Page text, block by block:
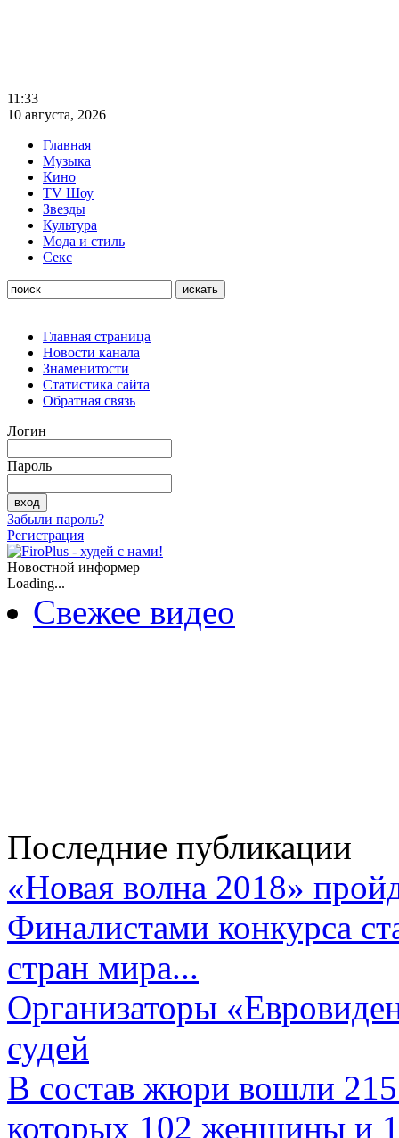
11:33
10 августа, 2026
Главная
Музыка
Кино
TV Шоу
Звезды
Культура
Мода и стиль
Секс
Главная страница
Новости канала
Знаменитости
Статистика сайта
Обратная связь
Логин
Пароль
Забыли пароль?
Регистрация
Новостной информер
Loading...
Свежее видео
Последние публикации
«Новая волна 2018»
Финалистами конкурса
стран мира...
Организаторы
судей
В состав жюри вошли 215
которых 102 женщины и